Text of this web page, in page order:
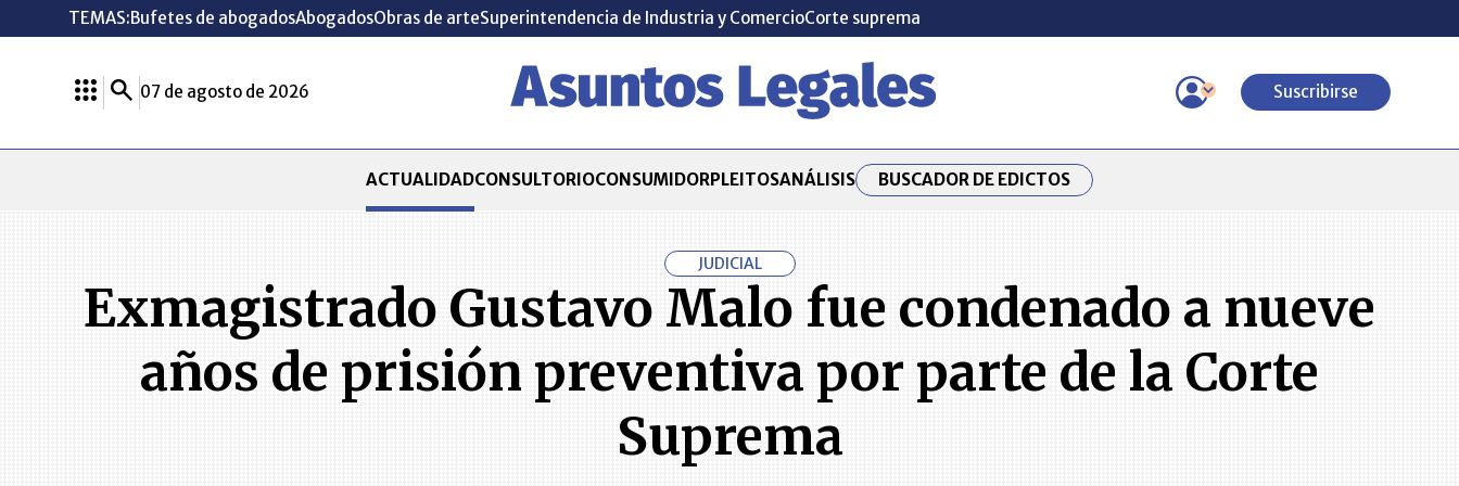
TEMAS:Bufetes de abogadosAbogadosObras de arteSuperintendencia de Industria y ComercioCorte suprema
07 de agosto de 2026 Suscribirse
ACTUALIDADCONSULTORIOCONSUMIDORPLEITOSANÁLISIS BUSCADOR DE EDICTOS
JUDICIAL
Exmagistrado Gustavo Malo fue condenado a nueve
años de prisión preventiva por parte de la Corte
Suprema